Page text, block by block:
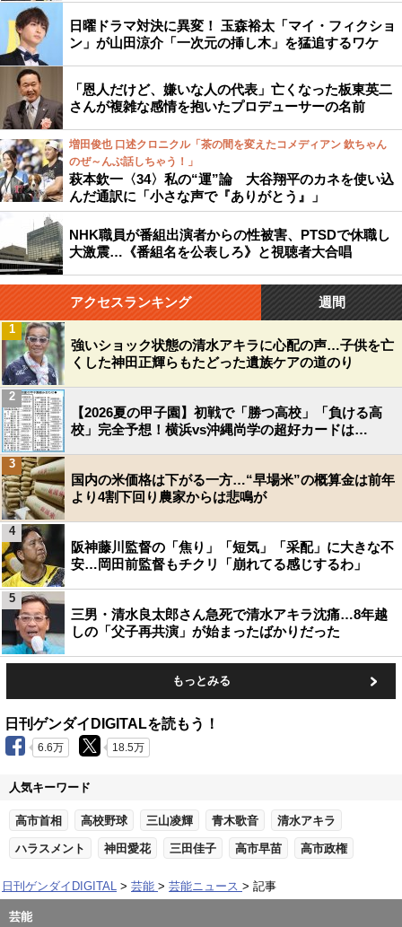
日曜ドラマ対決に異変！ 玉森裕太「マイ・フィクショ
ン」が山田涼介「一次元の挿し木」を猛追するワケ
「恩人だけど、嫌いな人の代表」亡くなった板東英二
さんが複雑な感情を抱いたプロデューサーの名前
増田俊也 口述クロニクル「茶の間を変えたコメディアン 欽ちゃん
のぜ～んぶ話しちゃう！」
萩本欽一〈34〉私の“運”論 大谷翔平のカネを使い込
んだ通訳に「小さな声で『ありがとう』」
NHK職員が番組出演者からの性被害、PTSDで休職し
大激震…《番組名を公表しろ》と視聴者大合唱
アクセスランキング 週間
強いショック状態の清水アキラに心配の声…子供を亡
くした神田正輝らもたどった遺族ケアの道のり
1
【2026夏の甲子園】初戦で「勝つ高校」「負ける高
校」完全予想！横浜vs沖縄尚学の超好カードは…
2
国内の米価格は下がる一方…“早場米”の概算金は前年
より4割下回り農家からは悲鳴が
3
阪神藤川監督の「焦り」「短気」「采配」に大きな不
安…岡田前監督もチクリ「崩れてる感じするわ」
4
三男・清水良太郎さん急死で清水アキラ沈痛…8年越
しの「父子再共演」が始まったばかりだった
5
もっとみる
日刊ゲンダイDIGITALを読もう！
6.6万 18.5万
人気キーワード
高市首相 高校野球 三山凌輝 青木歌音 清水アキラ
ハラスメント 神田愛花 三田佳子 高市早苗 高市政権
日刊ゲンダイDIGITAL 芸能 芸能ニュース 記事
芸能